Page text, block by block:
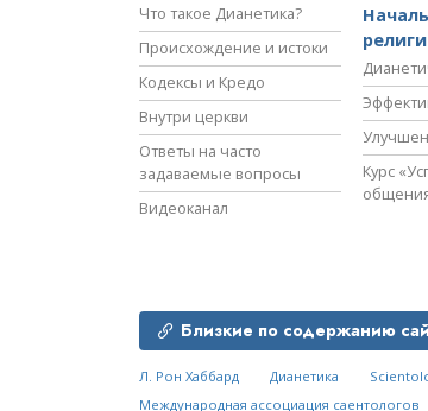
Что такое Дианетика?
Происхождение и истоки
Кодексы и Кредо
Внутри церкви
Ответы на часто
задаваемые вопросы
Видеоканал
Курс
Близкие по содержанию
Л. Рон Хаббард Дианетика
Международная ассоциация саентологов